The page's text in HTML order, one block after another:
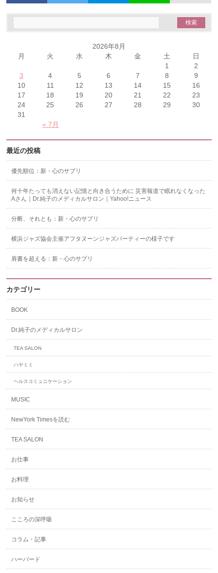
2026年8月
月
火 水 木 金 土 日
« 7月
1
2
3
4 5 6 7 8
9
10
11 12 13 14 15
16
17
18 19 20 21 22
23
24
25 26 27 28 29
30
31
最近の投稿
優先順位：新・心のサプリ
何十年たっても消えない記憶と向き合うために 災害報道で眠れなくなった
Aさん｜Dr.純子のメディカルサロン｜Yahoo!ニュース
分断、それとも：新・心のサプリ
横浜ジャズ協会主催アフタヌーンジャズパーティーの様子です
肩書を超える：新・心のサプリ
カテゴリー
BOOK
Dr.純子のメディカルサロン
TEA SALON
ハヤミミ
ヘルスコミュニケーション
MUSIC
NewYork Timesを読む
TEA SALON
お仕事
お料理
お知らせ
こころの深呼吸
コラム・記事
ハーバード